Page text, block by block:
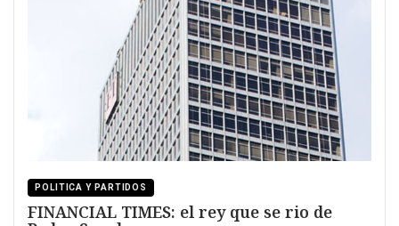
POLITICA Y PARTIDOS
FINANCIAL TIMES: el rey que se rio de